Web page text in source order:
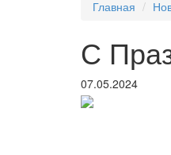
Главная
С
07.05.2024